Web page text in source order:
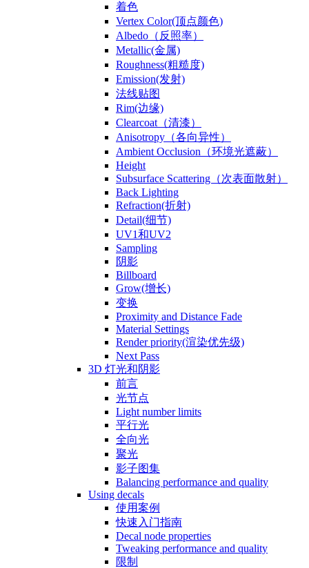
着色
Vertex Color(顶点颜色)
Albedo（反照率）
Metallic(金属)
Roughness(粗糙度)
Emission(发射)
法线贴图
Rim(边缘)
Clearcoat（清漆）
Anisotropy（各向异性）
Ambient Occlusion（环境光遮蔽）
Height
Subsurface Scattering（次表面散射）
Back Lighting
Refraction(折射)
Detail(细节)
UV1和UV2
Sampling
阴影
Billboard
Grow(增长)
变换
Proximity and Distance Fade
Material Settings
Render priority(渲染优先级)
Next Pass
3D 灯光和阴影
前言
光节点
Light number limits
平行光
全向光
聚光
影子图集
Balancing performance and quality
Using decals
使用案例
快速入门指南
Decal node properties
Tweaking performance and quality
限制